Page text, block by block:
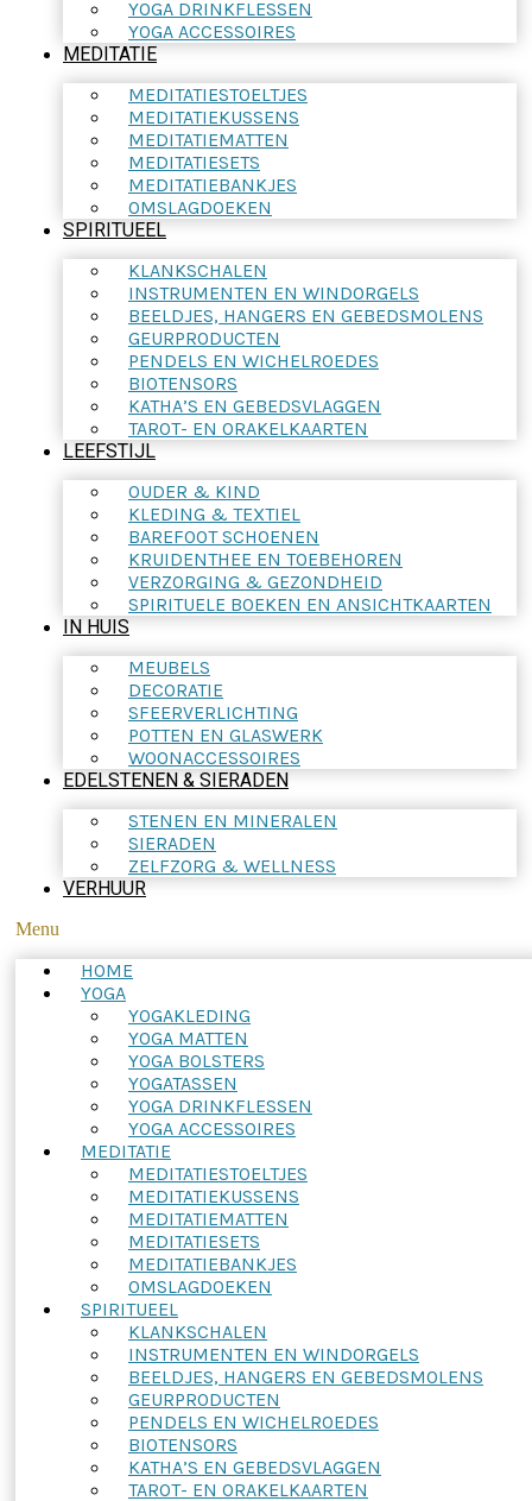
YOGA DRINKFLESSEN
YOGA ACCESSOIRES
MEDITATIE
MEDITATIESTOELTJES
MEDITATIEKUSSENS
MEDITATIEMATTEN
MEDITATIESETS
MEDITATIEBANKJES
OMSLAGDOEKEN
SPIRITUEEL
KLANKSCHALEN
INSTRUMENTEN EN WINDORGELS
BEELDJES, HANGERS EN GEBEDSMOLENS
GEURPRODUCTEN
PENDELS EN WICHELROEDES
BIOTENSORS
KATHA’S EN GEBEDSVLAGGEN
TAROT- EN ORAKELKAARTEN
LEEFSTIJL
OUDER & KIND
KLEDING & TEXTIEL
BAREFOOT SCHOENEN
KRUIDENTHEE EN TOEBEHOREN
VERZORGING & GEZONDHEID
SPIRITUELE BOEKEN EN ANSICHTKAARTEN
IN HUIS
MEUBELS
DECORATIE
SFEERVERLICHTING
POTTEN EN GLASWERK
WOONACCESSOIRES
EDELSTENEN & SIERADEN
STENEN EN MINERALEN
SIERADEN
ZELFZORG & WELLNESS
VERHUUR
Menu
HOME
YOGA
YOGAKLEDING
YOGA MATTEN
YOGA BOLSTERS
YOGATASSEN
YOGA DRINKFLESSEN
YOGA ACCESSOIRES
MEDITATIE
MEDITATIESTOELTJES
MEDITATIEKUSSENS
MEDITATIEMATTEN
MEDITATIESETS
MEDITATIEBANKJES
OMSLAGDOEKEN
SPIRITUEEL
KLANKSCHALEN
INSTRUMENTEN EN WINDORGELS
BEELDJES, HANGERS EN GEBEDSMOLENS
GEURPRODUCTEN
PENDELS EN WICHELROEDES
BIOTENSORS
KATHA’S EN GEBEDSVLAGGEN
TAROT- EN ORAKELKAARTEN